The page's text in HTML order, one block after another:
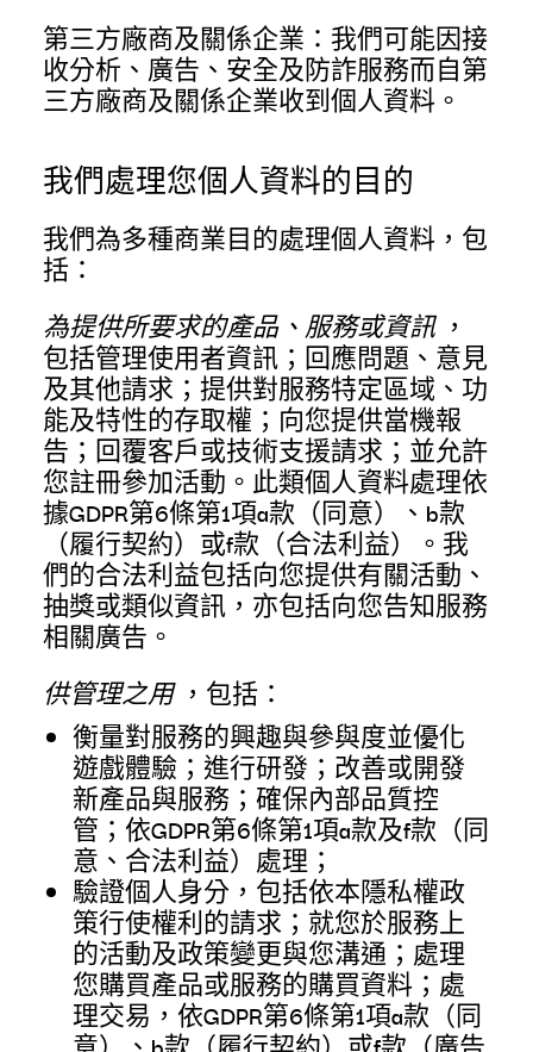
第三方廠商及關係企業：我們可能因接
收分析、廣告、安全及防詐服務而自第
三方廠商及關係企業收到個人資料。
我們處理您個人資料的目的
我們為多種商業目的處理個人資料，包
括：
為提供所要求的產品、服務或資訊 ，
包括管理使用者資訊；回應問題、意見
及其他請求；提供對服務特定區域、功
能及特性的存取權；向您提供當機報
告；回覆客戶或技術支援請求；並允許
您註冊參加活動。此類個人資料處理依
據GDPR第6條第1項a款（同意）、b款
（履行契約）或f款（合法利益）。我
們的合法利益包括向您提供有關活動、
抽獎或類似資訊，亦包括向您告知服務
相關廣告。
供管理之用 ，包括：
衡量對服務的興趣與參與度並優化
遊戲體驗；進行研發；改善或開發
新產品與服務；確保內部品質控
管；依GDPR第6條第1項a款及f款（同
意、合法利益）處理；
驗證個人身分，包括依本隱私權政
策行使權利的請求；就您於服務上
的活動及政策變更與您溝通；處理
您購買產品或服務的購買資料；處
理交易，依GDPR第6條第1項a款（同